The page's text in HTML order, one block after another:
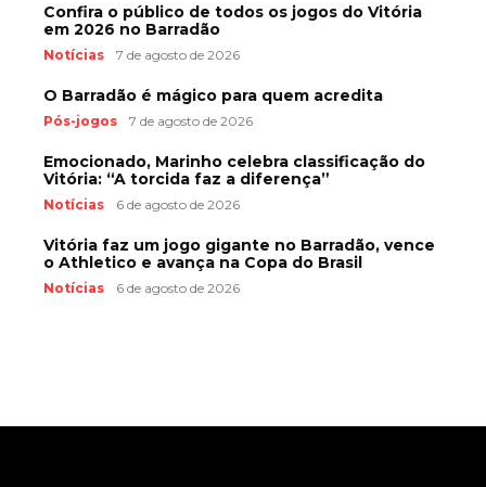
Confira o público de todos os jogos do Vitória
em 2026 no Barradão
Notícias 7 de agosto de 2026
O Barradão é mágico para quem acredita
Pós-jogos 7 de agosto de 2026
Emocionado, Marinho celebra classificação do
Vitória: “A torcida faz a diferença”
Notícias 6 de agosto de 2026
Vitória faz um jogo gigante no Barradão, vence
o Athletico e avança na Copa do Brasil
Notícias 6 de agosto de 2026